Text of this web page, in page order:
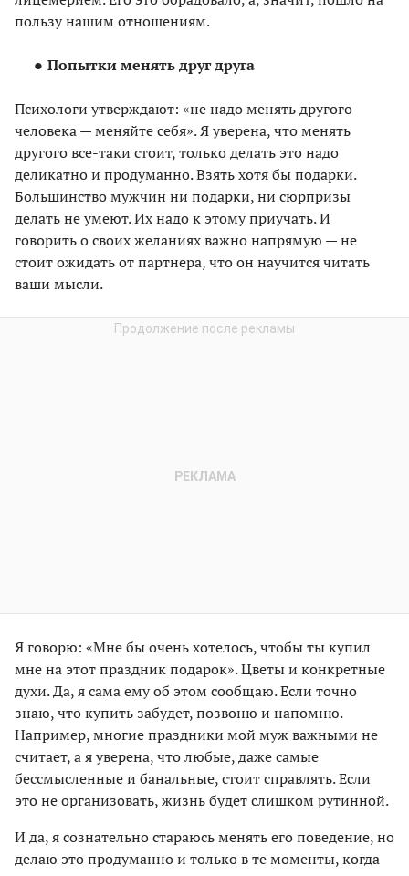
пользу нашим отношениям.
Попытки менять друг друга
Психологи утверждают: «не надо менять другого
человека — меняйте себя». Я уверена, что менять
другого все-таки стоит, только делать это надо
деликатно и продуманно. Взять хотя бы подарки.
Большинство мужчин ни подарки, ни сюрпризы
делать не умеют. Их надо к этому приучать. И
говорить о своих желаниях важно напрямую — не
стоит ожидать от партнера, что он научится читать
ваши мысли.
Я говорю: «Мне бы очень хотелось, чтобы ты купил
мне на этот праздник подарок». Цветы и конкретные
духи. Да, я сама ему об этом сообщаю. Если точно
знаю, что купить забудет, позвоню и напомню.
Например, многие праздники мой муж важными не
считает, а я уверена, что любые, даже самые
бессмысленные и банальные, стоит справлять. Если
это не организовать, жизнь будет слишком рутинной.
И да, я сознательно стараюсь менять его поведение, но
делаю это продуманно и только в те моменты, когда